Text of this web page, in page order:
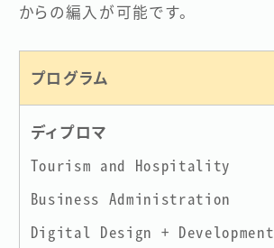
からの編入が可能です。
プログラム
ディプロマ
Tourism and Hospitality
Business Administration
Digital Design + Development